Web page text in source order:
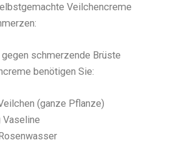
Veilchencreme
schmerzende Brüste
benötigen Sie:
(ganze Pflanze)
Vaseline